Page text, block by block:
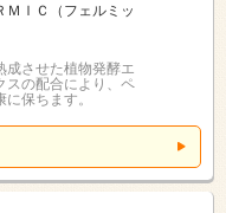
ＭＩＣ（フェルミッ
成させた植物発酵エ
スの配合により、ペ
保ちます。